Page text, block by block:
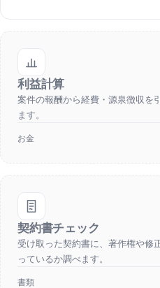
利益計算
案件の報酬から経費・源泉徴収を
ます。
お金
契約書チェック
受け取った契約書に、著作権や修
っているか調べます。
書類